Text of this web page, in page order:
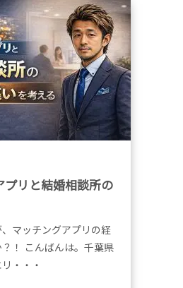
プリと結婚相談所の
マッチングアプリの経
！ こんばんは。千葉県
・・・